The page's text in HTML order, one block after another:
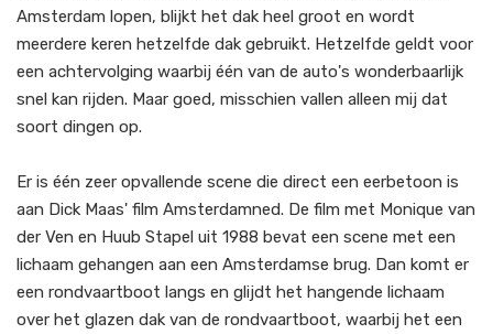
Amsterdam lopen, blijkt het dak heel groot en wordt
meerdere keren hetzelfde dak gebruikt. Hetzelfde geldt voor
een achtervolging waarbij één van de auto's wonderbaarlijk
snel kan rijden. Maar goed, misschien vallen alleen mij dat
soort dingen op.
Er is één zeer opvallende scene die direct een eerbetoon is
aan Dick Maas' film Amsterdamned. De film met Monique van
der Ven en Huub Stapel uit 1988 bevat een scene met een
lichaam gehangen aan een Amsterdamse brug. Dan komt er
een rondvaartboot langs en glijdt het hangende lichaam
over het glazen dak van de rondvaartboot, waarbij het een